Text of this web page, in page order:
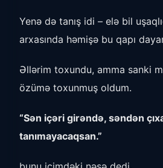
Yenə də tanış idi – elə bil
arxasında həmişə bu qapı
Əllərim toxundu, amma sanki
özümə toxunmuş oldum.
“Sən içəri girəndə, səndən
tanımayacaqsan.”